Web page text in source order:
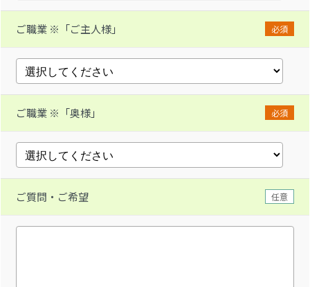
ご職業 ※「ご主人様」 必須
ご職業 ※「奥様」 必須
ご質問・ご希望 任意